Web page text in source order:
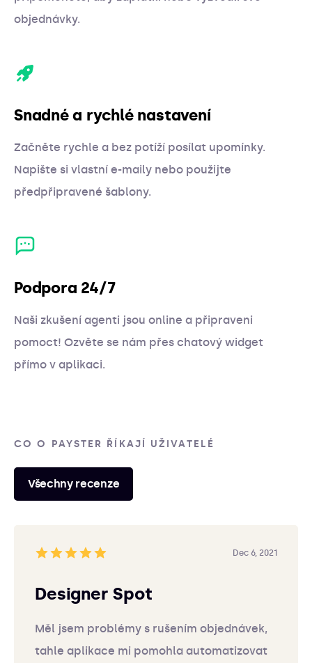
objednávky.
Snadné a rychlé nastavení
Začněte rychle a bez potíží posílat upomínky.
Napište si vlastní e-maily nebo použijte
předpřipravené šablony.
Podpora 24/7
Naši zkušení agenti jsou online a připraveni
pomoct! Ozvěte se nám přes chatový widget
přímo v aplikaci.
CO O PAYSTER ŘÍKAJÍ UŽIVATELÉ
Všechny recenze
Dec 6, 2021
Designer Spot
Měl jsem problémy s rušením objednávek,
tahle aplikace mi pomohla automatizovat